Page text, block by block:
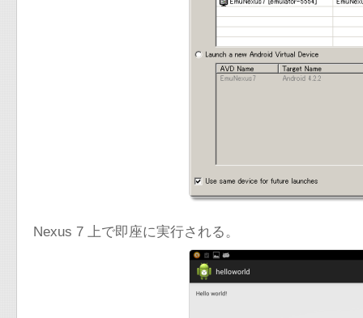
Nexus 7 上で即座に実行される。